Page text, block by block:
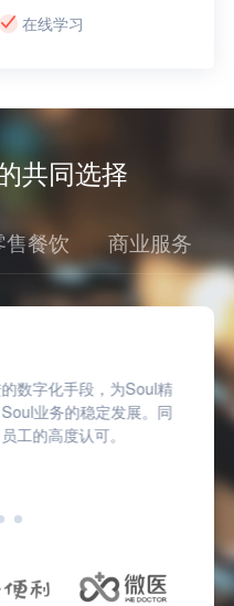
在线学习
共同选择
售餐饮 商业服务
利岗位人员工作场景，深度定制
足了临时性的用工需求，有效帮
。